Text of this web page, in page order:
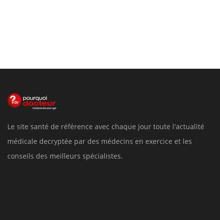
Le site santé de référence avec chaque jour toute l'actualité
médicale decryptée par des médecins en exercice et les
conseils des meilleurs spécialistes.